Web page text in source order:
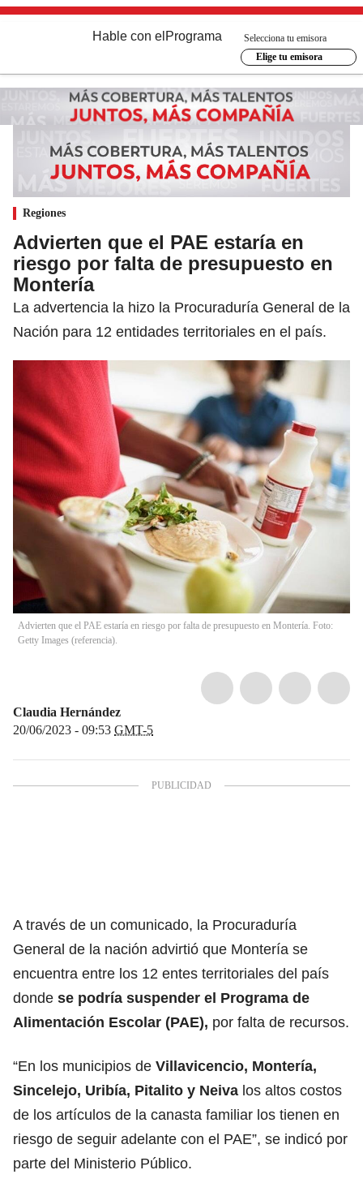
Hable con el Programa
Selecciona tu emisora
Elige tu emisora
Regiones
Advierten que el PAE estaría en
riesgo por falta de presupuesto en
Montería
La advertencia la hizo la Procuraduría General de la
Nación para 12 entidades territoriales en el país.
Advierten que el PAE estaría en riesgo por falta de presupuesto en Montería. Foto:
Getty Images (referencia).
Claudia Hernández
20/06/2023 - 09:53 GMT-5
A través de un comunicado, la Procuraduría
General de la nación advirtió que Montería se
encuentra entre los 12 entes territoriales del país
donde se podría suspender el Programa de
Alimentación Escolar (PAE), por falta de recursos.
“En los municipios de Villavicencio, Montería,
Sincelejo, Uribía, Pitalito y Neiva los altos costos
de los artículos de la canasta familiar los tienen en
riesgo de seguir adelante con el PAE”, se indicó por
parte del Ministerio Público.